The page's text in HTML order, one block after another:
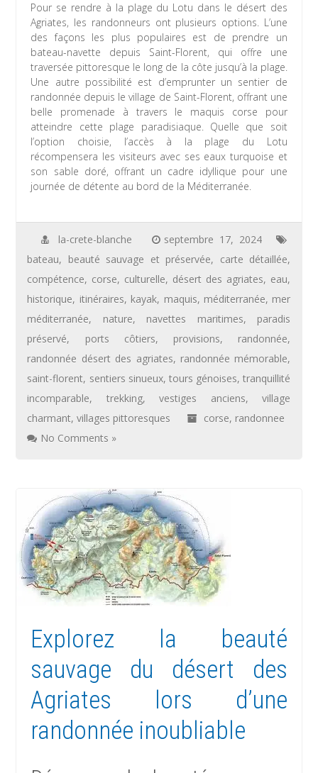
Pour se rendre à la plage du Lotu dans le désert des
Agriates, les randonneurs ont plusieurs options. L’une
des façons les plus populaires est de prendre un
bateau-navette depuis Saint-Florent, qui offre une
traversée pittoresque le long de la côte jusqu’à la plage.
Une autre possibilité est d’emprunter un sentier de
randonnée depuis le village de Saint-Florent, offrant une
belle promenade à travers le maquis corse pour
atteindre cette plage paradisiaque. Quelle que soit
l’option choisie, l’accès à la plage du Lotu
récompensera les visiteurs avec ses eaux turquoise et
son sable doré, offrant un cadre idyllique pour une
journée de détente au bord de la Méditerranée.
la-crete-blanche
septembre 17, 2024
bateau, beauté sauvage et préservée, carte détaillée,
compétence, corse, culturelle, désert des agriates, eau,
historique, itinéraires, kayak, maquis, méditerranée, mer
méditerranée, nature, navettes maritimes, paradis
préservé, ports côtiers, provisions, randonnée,
randonnée désert des agriates, randonnée mémorable,
saint-florent, sentiers sinueux,tours génoises,tranquillité
incomparable, trekking,vestiges anciens,village
charmant,villages pittoresques corse, randonnee
No Comments »
Explorez la beauté
sauvage du désert des
Agriates lors d’une
randonnée inoubliable